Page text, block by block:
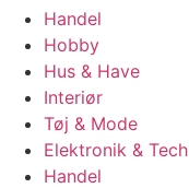
Handel
Hobby
Hus & Have
Interiør
Tøj & Mode
Elektronik & Tech
Handel